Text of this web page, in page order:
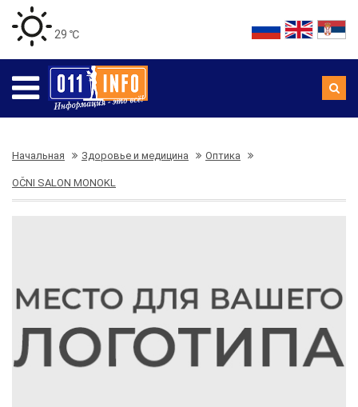
29 ℃
Начальная Здоровье и медицина Оптика
OČNI SALON MONOKL